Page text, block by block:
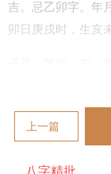
吉。忌乙卯字。年
卯日庚戌时，生亥
多患目疾，酉月无
卯日辛亥时，时上
纯子，行木火运，
上一篇
八字精批